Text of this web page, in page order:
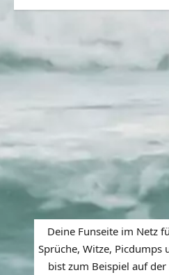
Deine Funseite im Netz
Sprüche, Witze, Picdumps
bist zum Beispiel auf